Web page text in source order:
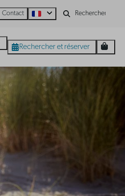
Contact
Rechercher et réserver